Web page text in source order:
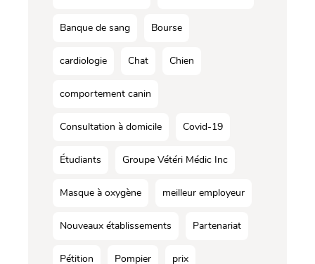
Banque de sang Bourse
cardiologie Chat Chien
comportement canin
Consultation à domicile Covid-19
Étudiants Groupe Vétéri Médic Inc
Masque à oxygène meilleur employeur
Nouveaux établissements Partenariat
Pétition Pompier prix